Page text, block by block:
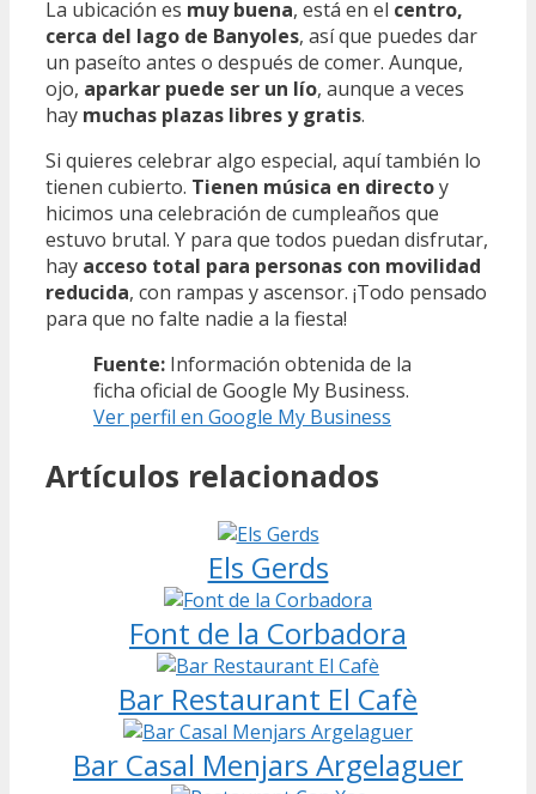
La ubicación es muy buena, está en el centro,
cerca del lago de Banyoles, así que puedes dar
un paseíto antes o después de comer. Aunque,
ojo, aparkar puede ser un lío, aunque a veces
hay muchas plazas libres y gratis.
Si quieres celebrar algo especial, aquí también lo
tienen cubierto. Tienen música en directoy
hicimos una celebración de cumpleaños que
estuvo brutal. Y para que todos puedan disfrutar,
hay acceso total para personas con movilidad
reducida, con rampas y ascensor. ¡Todo pensado
para que no falte nadie a la fiesta!
Fuente: Información obtenida de la
ficha oficial de Google My Business.
Ver perfil en Google My Business
Artículos relacionados
Els Gerds
Font de la Corbadora
Bar Restaurant El Cafè
Bar Casal Menjars Argelaguer